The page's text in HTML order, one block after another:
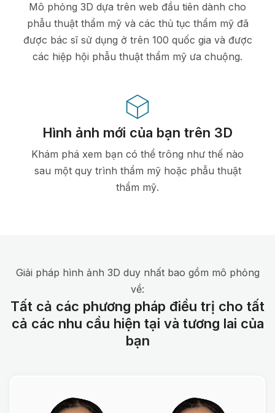
Mô phỏng 3D dựa trên web đầu tiên dành cho
phẫu thuật thẩm mỹ và các thủ tục thẩm mỹ đã
được bác sĩ sử dụng ở trên 100 quốc gia và được
các hiệp hội phẫu thuật thẩm mỹ ưa chuộng.
Hình ảnh mới của bạn trên 3D
Khám phá xem bạn có thể trông như thế nào
sau một quy trình thẩm mỹ hoặc phẫu thuật
thẩm mỹ.
Giải pháp hình ảnh 3D duy nhất bao gồm mô phỏng
về:
Tất cả các phương pháp điều trị cho tất
cả các nhu cầu hiện tại và tương lai của
bạn